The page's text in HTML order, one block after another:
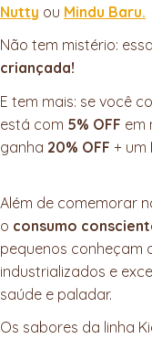
Nutty ou Mindu Baru.
Não tem mistério:
criançada!
E tem mais: se você
está com 5% OFF em
ganha 20% OFF + um
Além de comemorar
o consumo
pequenos conheçam
industrializados e
saúde e paladar.
Os sabores da linha